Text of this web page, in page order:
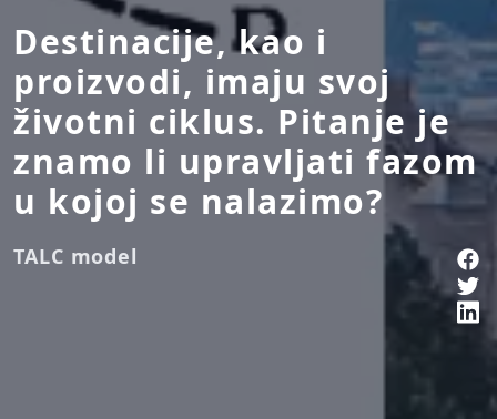
Destinacije, kao i
proizvodi, imaju svoj
životni ciklus. Pitanje je
znamo li upravljati fazom
u kojoj se nalazimo?
TALC model